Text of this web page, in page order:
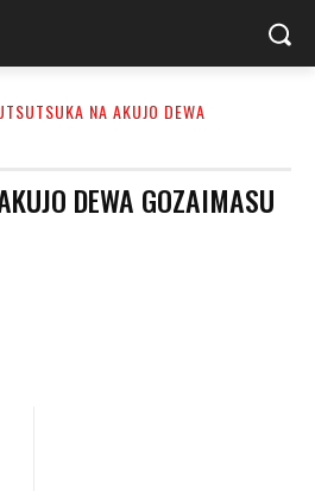
NA AKUJO DEWA
DEWA GOZAIMASU